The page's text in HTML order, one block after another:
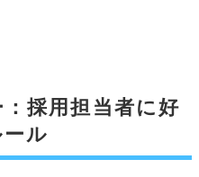
採用担当者に好
ル